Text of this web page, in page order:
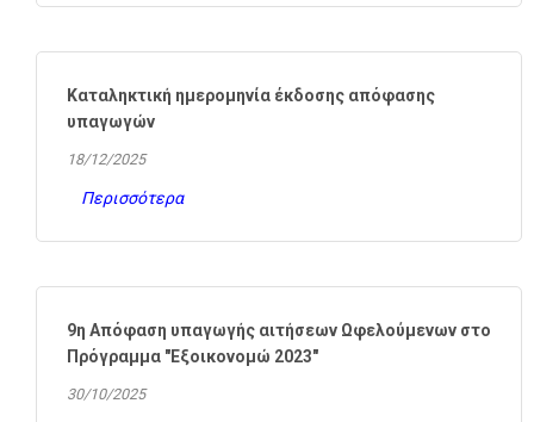
Καταληκτική ημερομηνία έκδοσης απόφασης
υπαγωγών
18/12/2025
Περισσότερα
9η Απόφαση υπαγωγής αιτήσεων Ωφελούμενων στο
Πρόγραμμα "Εξοικονομώ 2023"
30/10/2025